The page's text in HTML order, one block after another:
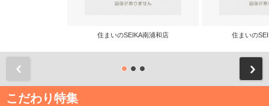
住まいのSEIKA南浦和店 住まいの
こだわり特集